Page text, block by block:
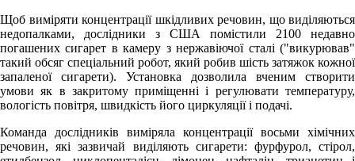
Щоб виміряти концентрації шкідливих речовин, що виділяються
недопалками, дослідники з США помістили 2100 недавно
погашених сигарет в камеру з нержавіючої сталі ("викурював"
такий обсяг спеціальний робот, який робив шість затяжок кожної
запаленої сигарети). Установка дозволила вченим створити
умови як в закритому приміщенні і регулювати температуру,
вологість повітря, швидкість його циркуляції і подачі.
Команда дослідників виміряла концентрації восьми хімічних
речовин, які зазвичай виділяють сигарети: фурфурол, cтірол,